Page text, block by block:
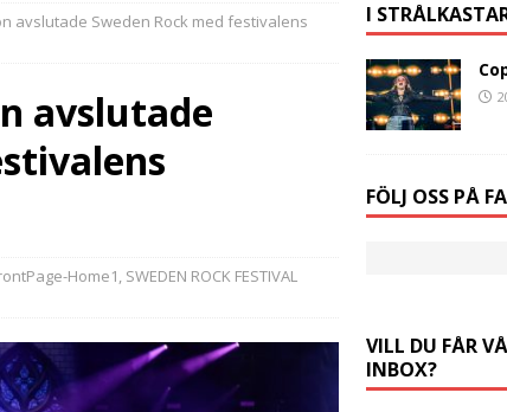
avslutade Sweden Rock med festivalens
avslutade
Home1, SWEDEN ROCK FESTIVAL
I
FÖLJ OSS PÅ
VILL DU FÅR
INBOX?